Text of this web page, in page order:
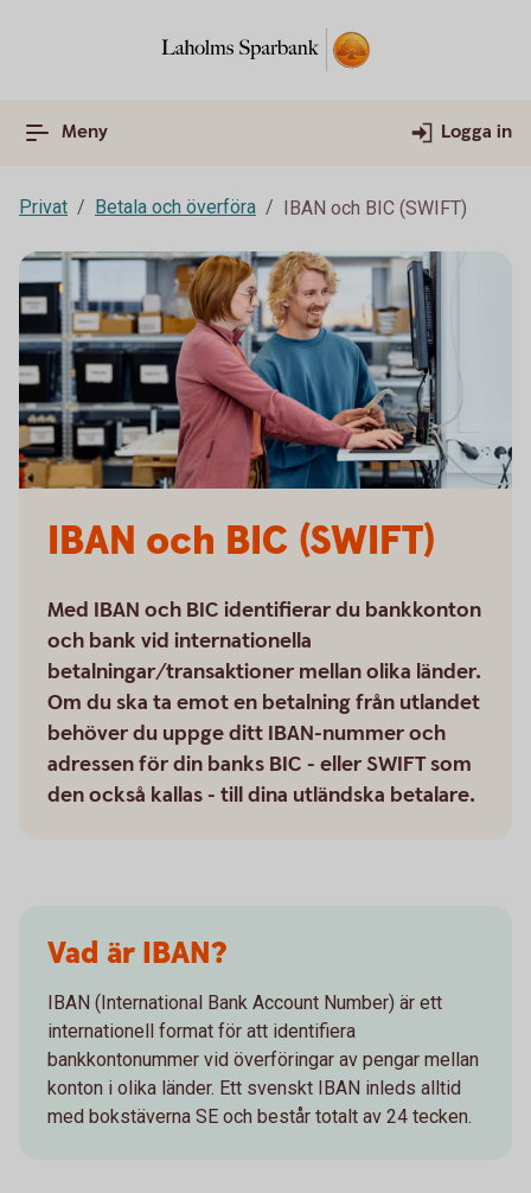
Meny Logga in
Privat Betala och överföra IBAN och BIC (SWIFT)
IBAN och BIC (SWIFT)
Med IBAN och BIC identifierar du bankkonton
och bank vid internationella
betalningar/transaktioner mellan olika länder.
Om du ska ta emot en betalning från utlandet
behöver du uppge ditt IBAN-nummer och
adressen för din banks BIC - eller SWIFT som
den också kallas - till dina utländska betalare.
Vad är IBAN?
IBAN (International Bank Account Number) är ett
internationell format för att identifiera
bankkontonummer vid överföringar av pengar mellan
konton i olika länder. Ett svenskt IBAN inleds alltid
med bokstäverna SE och består totalt av 24 tecken.